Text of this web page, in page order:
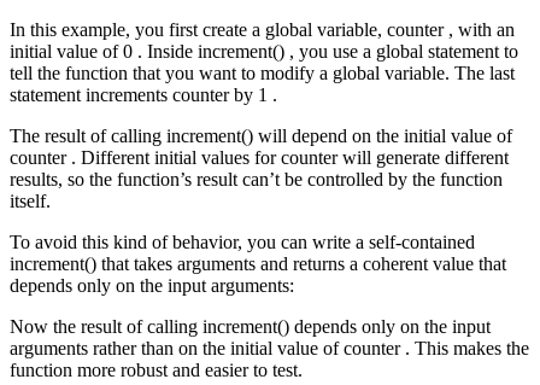
In this example, you first create a global variable, counter , with an
initial value of 0 . Inside increment() , you use a global statement to
tell the function that you want to modify a global variable. The last
statement increments counter by 1 .
The result of calling increment() will depend on the initial value of
counter . Different initial values for counter will generate different
results, so the function’s result can’t be controlled by the function
itself.
To avoid this kind of behavior, you can write a self-contained
increment() that takes arguments and returns a coherent value that
depends only on the input arguments:
Now the result of calling increment() depends only on the input
arguments rather than on the initial value of counter . This makes the
function more robust and easier to test.